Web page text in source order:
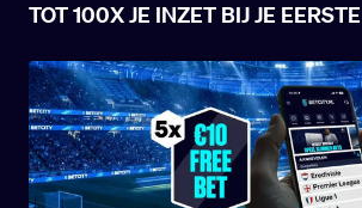
TOT 100X JE INZET BIJ JE